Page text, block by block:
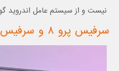
نیست و از سیستم عامل اندروید
سرفیس پرو ۸ و سرفیس پرو ایکس